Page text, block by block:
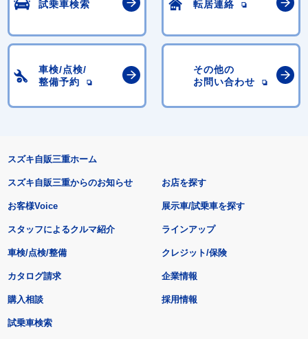
試乗車検索 転居連絡
車検/点検/
整備予約
その他の
お問い合わせ
スズキ自販三重ホーム
スズキ自販三重からのお知らせ
お客様Voice
スタッフによるクルマ紹介
お店を探す
展示車/試乗車を探す
ラインアップ
車検/点検/整備 クレジット/保険
カタログ請求
購入相談
試乗車検索
企業情報
採用情報